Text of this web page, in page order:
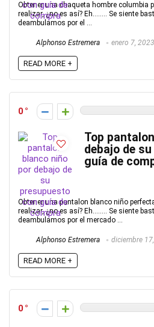
Obtener una chaqueta hombre columbia
realizar, ¿no es así? Eh…….. Se siente
deambulamos por el ...
Alphonso Estremera enero 7, 2023
READ MORE +
0
Top
debajo de
guía de
Obtener una pantalon blanco niño
realizar, ¿no es así? Eh…….. Se siente
deambulamos por el mercado ...
Alphonso Estremera diciembre
READ MORE +
0